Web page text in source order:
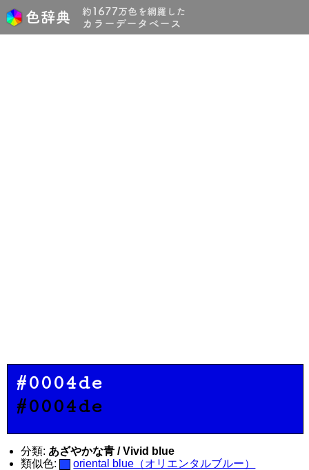
#0004de
#0004de
分類: あざやかな青 / Vivid blue
類似色:
oriental blue（オリエンタルブルー）